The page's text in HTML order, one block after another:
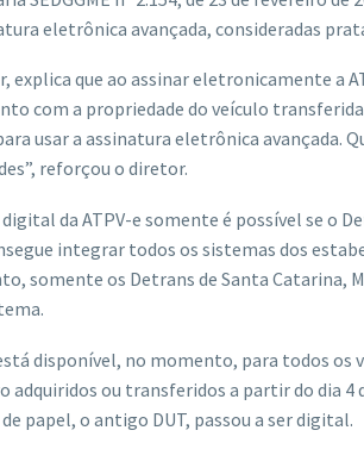
eletrônica avançada, consideradas
que ao assinar eletronicamente a
com a propriedade do veículo
usar a assinatura eletrônica avançada.
reforçou o diretor.
da ATPV-e somente é possível se o
integrar todos os sistemas dos
somente os Detrans de Santa Catarina,
disponível, no momento, para todos os
ou transferidos a partir do dia 4
papel, o antigo DUT, passou a ser digital.